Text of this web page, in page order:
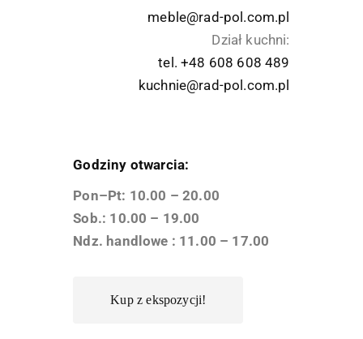
meble@rad-pol.com.pl
Dział kuchni:
tel. +48 608 608 489
kuchnie@rad-pol.com.pl
Godziny otwarcia:
Pon–Pt: 10.00 – 20.00
Sob.: 10.00 – 19.00
Ndz. handlowe : 11.00 – 17.00
Kup z ekspozycji!